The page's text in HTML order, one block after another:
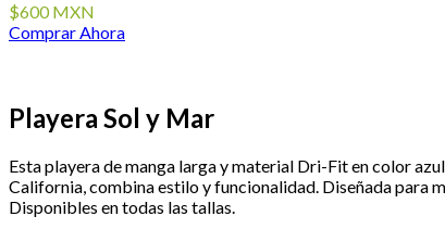
$600 MXN
Comprar Ahora
Playera Sol y Mar
Esta playera de manga larga y material Dri-Fit en color
California, combina estilo y funcionalidad. Diseñada para
Disponibles en todas las tallas.